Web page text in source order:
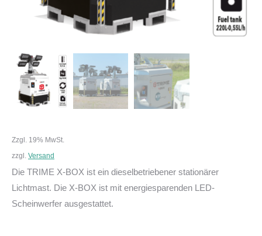
Zzgl. 19% MwSt.
zzgl. Versand
Die TRIME X-BOX ist ein dieselbetriebener stationärer
Lichtmast. Die X-BOX ist mit energiesparenden LED-
Scheinwerfer ausgestattet.